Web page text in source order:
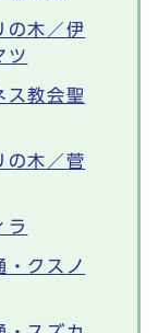
の木／伊
ツ
ス教会聖
の木／菅
ラ
・クスノ